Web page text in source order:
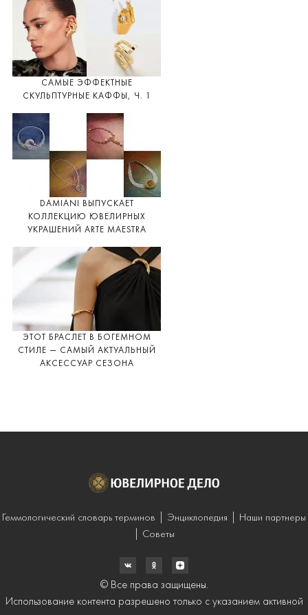
САМЫЕ ЭФФЕКТНЫЕ
СКУЛЬПТУРНЫЕ КАФФЫ, Ч. 1
DAMIANI ВЫПУСКАЕТ
КОЛЛЕКЦИЮ ЮВЕЛИРНЫХ
УКРАШЕНИЙ ARTE MAESTRA
ЭТОТ БРАСЛЕТ В БОГЕМНОМ
СТИЛЕ — САМЫЙ АКТУАЛЬНЫЙ
АКСЕССУАР СЕЗОНА
Геммологический словарь терминов Энциклопедия
Наши партнеры
Советы
© Все права защищены.
Использование контента разрешено только с указанием активной